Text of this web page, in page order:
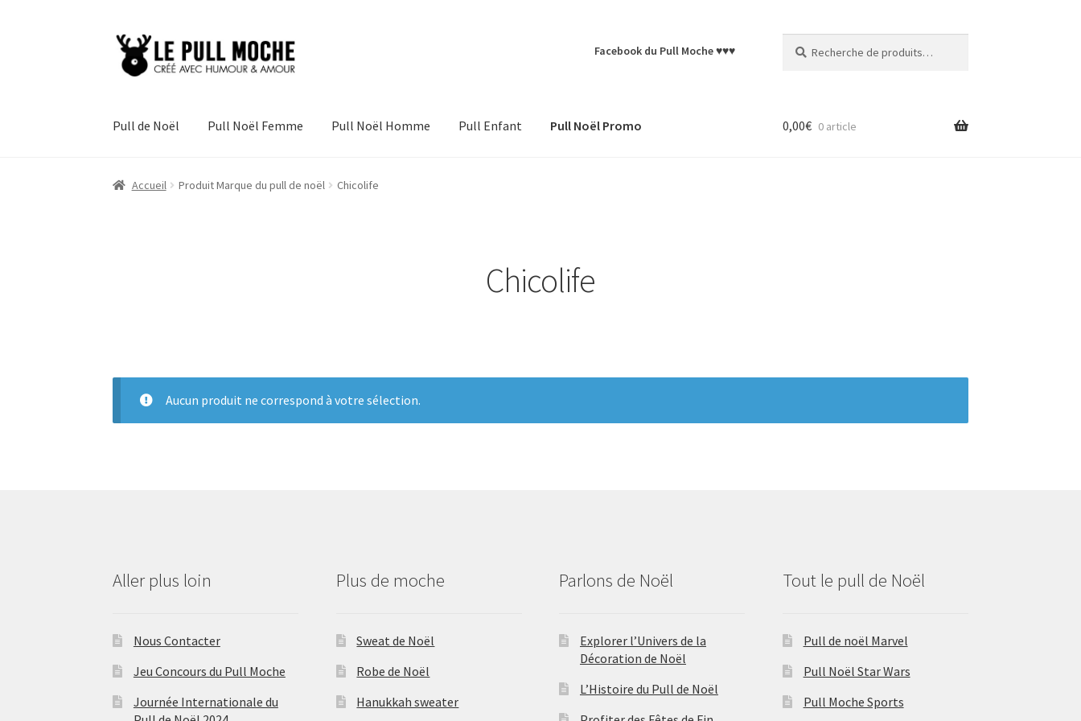
Aller
Aller
au
Facebook du Pull Moche ♥♥♥
pour :
Pull de Noël Pull Noël Femme Pull Noël Homme Pull Enfant Pull Noël Promo 0,00€ 0 article
Accueil Produit Marque du pull de noël Chicolife
Chicolife
Aucun produit ne correspond à votre sélection.
Aller plus loin
Nous Contacter
Jeu Concours du Pull Moche
Journée Internationale du
Plus de moche
Sweat de Noël
Robe de Noël
Hanukkah sweater
Parlons de Noël
Explorer l’Univers de la
Décoration de Noël
L’Histoire du Pull de Noël
Tout le pull de Noël
Pull de noël Marvel
Pull Noël Star Wars
Pull Moche Sports